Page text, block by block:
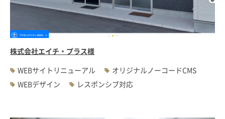
株式会社エイチ・プラス様
WEBサイトリニューアル
オリジナルノーコードCMS
WEBデザイン
レスポンシブ対応